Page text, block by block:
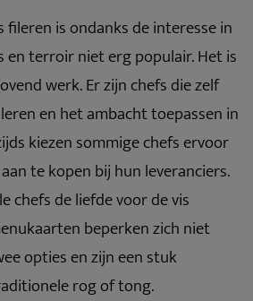
fileren is ondanks de interesse in
en terroir niet erg populair. Het is
werk. Er zijn chefs die zelf
en het ambacht toepassen in
kiezen sommige chefs ervoor
te kopen bij hun leveranciers.
chefs de liefde voor de vis
beperken zich niet
opties en zijn een stuk
rog of tong.